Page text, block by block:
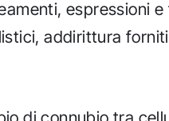
espressioni
addirittura